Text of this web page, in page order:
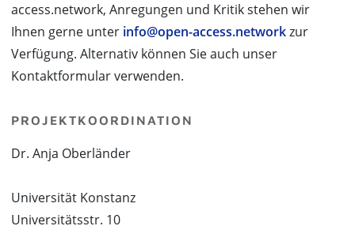
access.network, Anregungen und Kritik stehen wir
Ihnen gerne unter info@open-access.networkzur
Verfügung. Alternativ können Sie auch unser
Kontaktformular verwenden.
PROJEKTKOORDINATION
Dr. Anja Oberländer
Universität Konstanz
Universitätsstr. 10